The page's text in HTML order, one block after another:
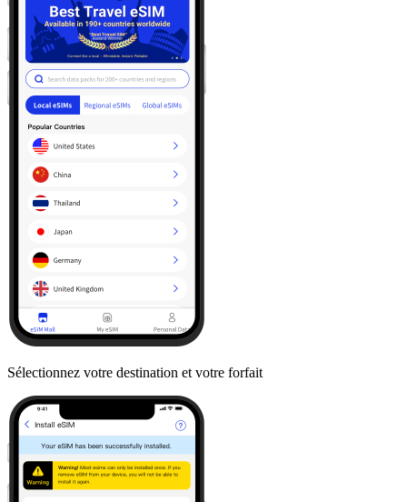
Sélectionnez votre destination et votre forfait